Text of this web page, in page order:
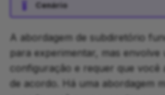
Cenário
A abordagem de subdiretório
para experimentar, mas envolve
configuração e requer que você
de acordo. Há uma abordagem